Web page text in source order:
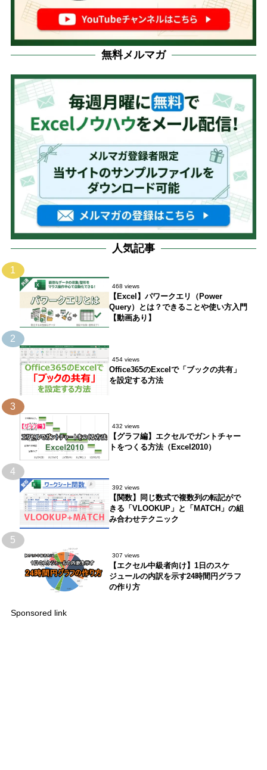
無料メルマガ
人気記事
1
468 views
【Excel】パワークエリ（Power
Query）とは？できることや使い方入門
【動画あり】
2
454 views
Office365のExcelで「ブックの共有」
を設定する方法
3
432 views
【グラフ編】エクセルでガントチャー
トをつくる方法（Excel2010）
4
392 views
【関数】同じ数式で複数列の転記がで
きる「VLOOKUP」と「MATCH」の組
み合わせテクニック
5
307 views
【エクセル中級者向け】1日のスケ
ジュールの内訳を示す24時間円グラフ
の作り方
Sponsored link